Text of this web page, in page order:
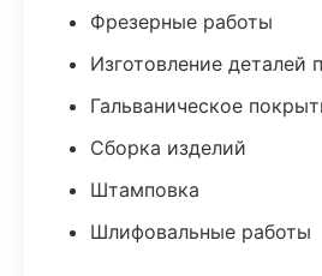
Фрезерные работы
Изготовление деталей
Гальваническое
Сборка изделий
Штамповка
Шлифовальные работы